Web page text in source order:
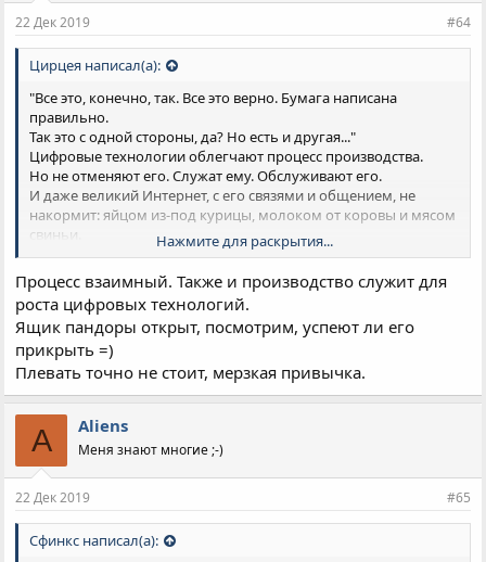
22 Дек 2019 #64
Цирцея написал(а):
"Все это, конечно, так. Все это верно. Бумага написана
правильно.
Так это с одной стороны, да? Но есть и другая..."
Цифровые технологии облегчают процесс производства.
Но не отменяют его. Служат ему. Обслуживают его.
И даже великий Интернет, с его связями и общением, не
накормит: яйцом из-под курицы, молоком от коровы и мясом
свиньи.
Я понимаю, что на базис всякий смотрит сверху вниз, как на
фундамент под ногами.
Но стоит ли плевать в колодец?
Нажмите для раскрытия...
Процесс взаимный. Также и производство служит для
роста цифровых технологий.
Ящик пандоры открыт, посмотрим, успеют ли его
прикрыть =)
Плевать точно не стоит, мерзкая привычка.
A Aliens
Меня знают многие ;-)
22 Дек 2019 #65
Сфинкс написал(а):